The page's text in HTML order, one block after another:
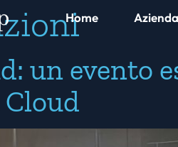
Home Azienda
un evento